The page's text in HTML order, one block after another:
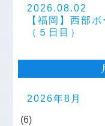
2026.08.02
【福岡】西部
（５日目）
2026年8月
(6)